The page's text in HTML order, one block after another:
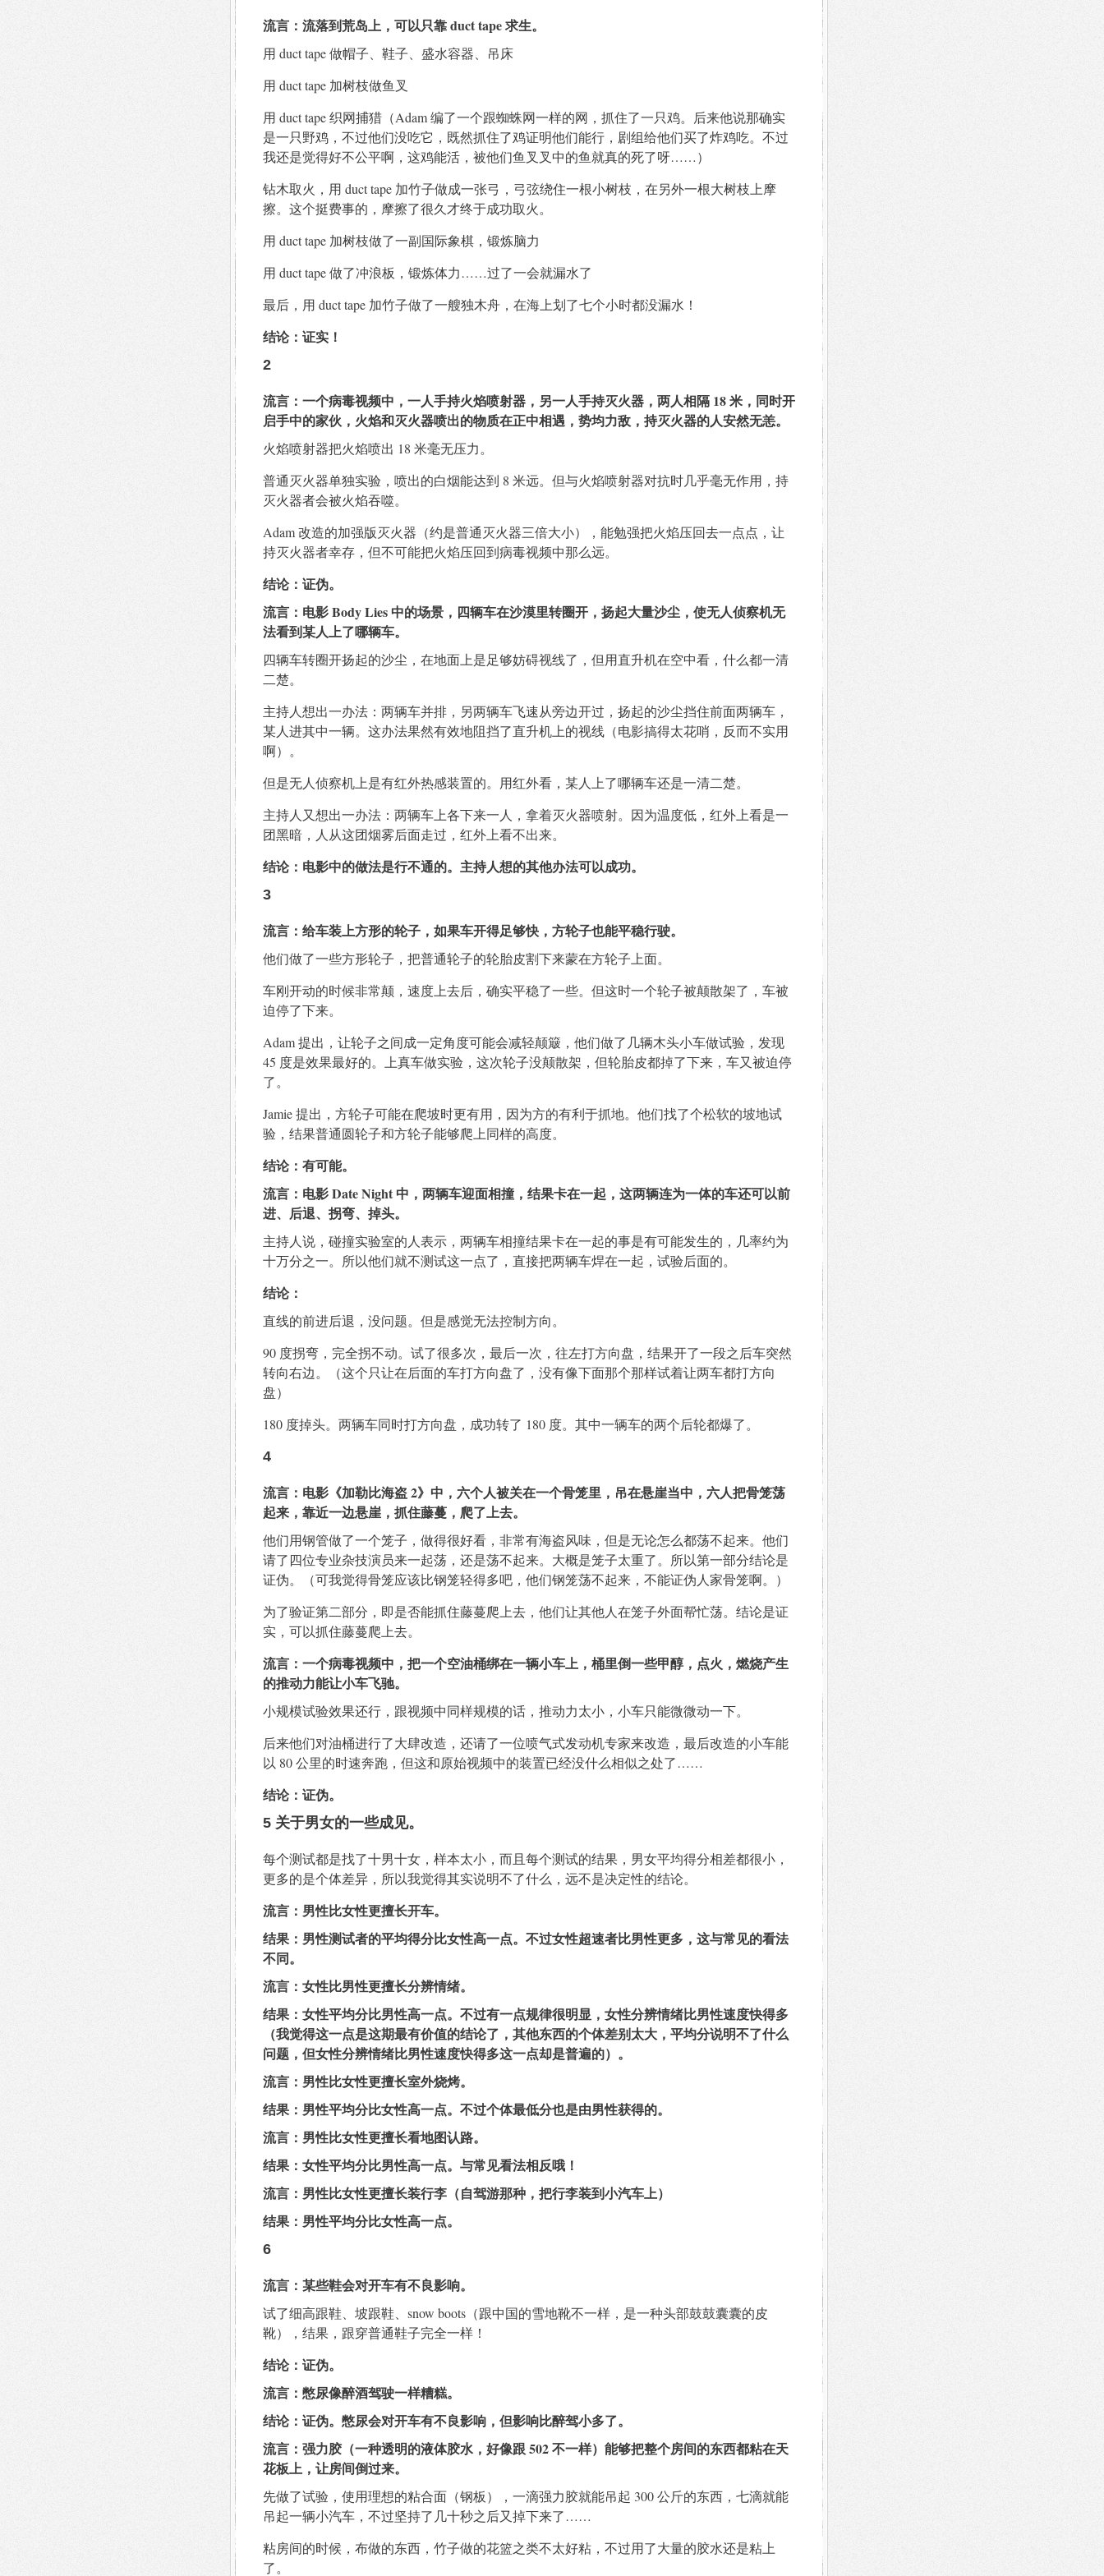
流言：流落到荒岛上，可以只靠 duct tape 求生。
用 duct tape 做帽子、鞋子、盛水容器、吊床
用 duct tape 加树枝做鱼叉
用 duct tape 织网捕猎（Adam 编了一个跟蜘蛛网一样的网，抓住了一只鸡。后来他说那确实
是一只野鸡，不过他们没吃它，既然抓住了鸡证明他们能行，剧组给他们买了炸鸡吃。不过
我还是觉得好不公平啊，这鸡能活，被他们鱼叉叉中的鱼就真的死了呀……）
钻木取火，用 duct tape 加竹子做成一张弓，弓弦绕住一根小树枝，在另外一根大树枝上摩
擦。这个挺费事的，摩擦了很久才终于成功取火。
用 duct tape 加树枝做了一副国际象棋，锻炼脑力
用 duct tape 做了冲浪板，锻炼体力……过了一会就漏水了
最后，用 duct tape 加竹子做了一艘独木舟，在海上划了七个小时都没漏水！
结论：证实！
2
流言：一个病毒视频中，一人手持火焰喷射器，另一人手持灭火器，两人相隔 18 米，同时开
启手中的家伙，火焰和灭火器喷出的物质在正中相遇，势均力敌，持灭火器的人安然无恙。
火焰喷射器把火焰喷出 18 米毫无压力。
普通灭火器单独实验，喷出的白烟能达到 8 米远。但与火焰喷射器对抗时几乎毫无作用，持
灭火器者会被火焰吞噬。
Adam 改造的加强版灭火器（约是普通灭火器三倍大小），能勉强把火焰压回去一点点，让
持灭火器者幸存，但不可能把火焰压回到病毒视频中那么远。
结论：证伪。
流言：电影 Body Lies 中的场景，四辆车在沙漠里转圈开，扬起大量沙尘，使无人侦察机无
法看到某人上了哪辆车。
四辆车转圈开扬起的沙尘，在地面上是足够妨碍视线了，但用直升机在空中看，什么都一清
二楚。
主持人想出一办法：两辆车并排，另两辆车飞速从旁边开过，扬起的沙尘挡住前面两辆车，
某人进其中一辆。这办法果然有效地阻挡了直升机上的视线（电影搞得太花哨，反而不实用
啊）。
但是无人侦察机上是有红外热感装置的。用红外看，某人上了哪辆车还是一清二楚。
主持人又想出一办法：两辆车上各下来一人，拿着灭火器喷射。因为温度低，红外上看是一
团黑暗，人从这团烟雾后面走过，红外上看不出来。
结论：电影中的做法是行不通的。主持人想的其他办法可以成功。
3
流言：给车装上方形的轮子，如果车开得足够快，方轮子也能平稳行驶。
他们做了一些方形轮子，把普通轮子的轮胎皮割下来蒙在方轮子上面。
车刚开动的时候非常颠，速度上去后，确实平稳了一些。但这时一个轮子被颠散架了，车被
迫停了下来。
Adam 提出，让轮子之间成一定角度可能会减轻颠簸，他们做了几辆木头小车做试验，发现
45 度是效果最好的。上真车做实验，这次轮子没颠散架，但轮胎皮都掉了下来，车又被迫停
了。
Jamie 提出，方轮子可能在爬坡时更有用，因为方的有利于抓地。他们找了个松软的坡地试
验，结果普通圆轮子和方轮子能够爬上同样的高度。
结论：有可能。
流言：电影 Date Night 中，两辆车迎面相撞，结果卡在一起，这两辆连为一体的车还可以前
进、后退、拐弯、掉头。
主持人说，碰撞实验室的人表示，两辆车相撞结果卡在一起的事是有可能发生的，几率约为
十万分之一。所以他们就不测试这一点了，直接把两辆车焊在一起，试验后面的。
结论：
直线的前进后退，没问题。但是感觉无法控制方向。
90 度拐弯，完全拐不动。试了很多次，最后一次，往左打方向盘，结果开了一段之后车突然
转向右边。（这个只让在后面的车打方向盘了，没有像下面那个那样试着让两车都打方向
盘）
180 度掉头。两辆车同时打方向盘，成功转了 180 度。其中一辆车的两个后轮都爆了。
4
流言：电影《加勒比海盗 2》中，六个人被关在一个骨笼里，吊在悬崖当中，六人把骨笼荡
起来，靠近一边悬崖，抓住藤蔓，爬了上去。
他们用钢管做了一个笼子，做得很好看，非常有海盗风味，但是无论怎么都荡不起来。他们
请了四位专业杂技演员来一起荡，还是荡不起来。大概是笼子太重了。所以第一部分结论是
证伪。（可我觉得骨笼应该比钢笼轻得多吧，他们钢笼荡不起来，不能证伪人家骨笼啊。）
为了验证第二部分，即是否能抓住藤蔓爬上去，他们让其他人在笼子外面帮忙荡。结论是证
实，可以抓住藤蔓爬上去。
流言：一个病毒视频中，把一个空油桶绑在一辆小车上，桶里倒一些甲醇，点火，燃烧产生
的推动力能让小车飞驰。
小规模试验效果还行，跟视频中同样规模的话，推动力太小，小车只能微微动一下。
后来他们对油桶进行了大肆改造，还请了一位喷气式发动机专家来改造，最后改造的小车能
以 80 公里的时速奔跑，但这和原始视频中的装置已经没什么相似之处了……
结论：证伪。
5 关于男女的一些成见。
每个测试都是找了十男十女，样本太小，而且每个测试的结果，男女平均得分相差都很小，
更多的是个体差异，所以我觉得其实说明不了什么，远不是决定性的结论。
流言：男性比女性更擅长开车。
结果：男性测试者的平均得分比女性高一点。不过女性超速者比男性更多，这与常见的看法
不同。
流言：女性比男性更擅长分辨情绪。
结果：女性平均分比男性高一点。不过有一点规律很明显，女性分辨情绪比男性速度快得多
（我觉得这一点是这期最有价值的结论了，其他东西的个体差别太大，平均分说明不了什么
问题，但女性分辨情绪比男性速度快得多这一点却是普遍的）。
流言：男性比女性更擅长室外烧烤。
结果：男性平均分比女性高一点。不过个体最低分也是由男性获得的。
流言：男性比女性更擅长看地图认路。
结果：女性平均分比男性高一点。与常见看法相反哦！
流言：男性比女性更擅长装行李（自驾游那种，把行李装到小汽车上）
结果：男性平均分比女性高一点。
6
流言：某些鞋会对开车有不良影响。
试了细高跟鞋、坡跟鞋、snow boots（跟中国的雪地靴不一样，是一种头部鼓鼓囊囊的皮
靴），结果，跟穿普通鞋子完全一样！
结论：证伪。
流言：憋尿像醉酒驾驶一样糟糕。
结论：证伪。憋尿会对开车有不良影响，但影响比醉驾小多了。
流言：强力胶（一种透明的液体胶水，好像跟 502 不一样）能够把整个房间的东西都粘在天
花板上，让房间倒过来。
先做了试验，使用理想的粘合面（钢板），一滴强力胶就能吊起 300 公斤的东西，七滴就能
吊起一辆小汽车，不过坚持了几十秒之后又掉下来了……
粘房间的时候，布做的东西，竹子做的花篮之类不太好粘，不过用了大量的胶水还是粘上
了。